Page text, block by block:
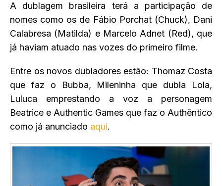
A dublagem brasileira terá a participação de
nomes como os de Fábio Porchat (Chuck), Dani
Calabresa (Matilda) e Marcelo Adnet (Red), que
já haviam atuado nas vozes do primeiro filme.
Entre os novos dubladores estão: Thomaz Costa
que faz o Bubba, Mileninha que dubla Lola,
Luluca emprestando a voz a personagem
Beatrice e Authentic Games que faz o Authêntico
como já anunciado aqui.